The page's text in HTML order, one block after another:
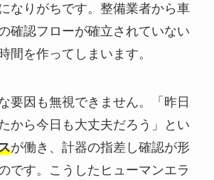
なりがちです。整備業者から車
確認フローが確立されていない
間を作ってしまいます。
要因も無視できません。「昨日
から今日も大丈夫だろう」とい
が働き、計器の指差し確認が形
です。こうしたヒューマンエラ